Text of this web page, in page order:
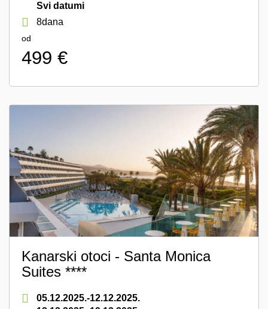
Svi datumi
8dana
od
499 €
Kanarski otoci - Santa Monica
Suites ****
05.12.2025.-12.12.2025.